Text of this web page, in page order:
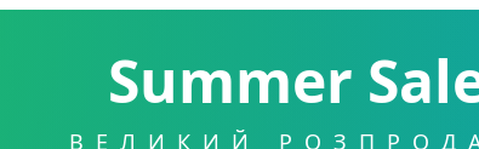
Summer
ВЕЛИКИЙ